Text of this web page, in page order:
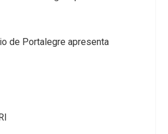
de Portalegre apresenta